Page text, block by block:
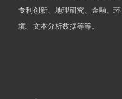
专利创新、地理研究、金融、环
境、文本分析数据等等。